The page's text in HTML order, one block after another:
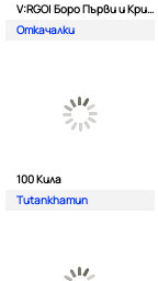
V:RGO| Боро Първи и Криско
Откачалки
100 Кила
Tutankhamun